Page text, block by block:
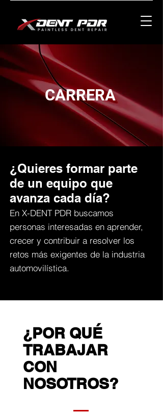
CARRERA
¿Quieres formar parte
de un equipo que
avanza cada día?
En X-DENT PDR buscamos
personas interesadas en aprender,
crecer y contribuir a resolver los
retos más exigentes de la industria
automovilística.
¿POR QUÉ
TRABAJAR
CON
NOSOTROS?